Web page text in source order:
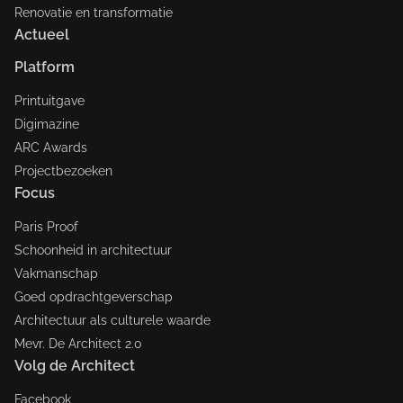
Renovatie en transformatie
Actueel
Platform
Printuitgave
Digimazine
ARC Awards
Projectbezoeken
Focus
Paris Proof
Schoonheid in architectuur
Vakmanschap
Goed opdrachtgeverschap
Architectuur als culturele waarde
Mevr. De Architect 2.0
Volg de Architect
Facebook